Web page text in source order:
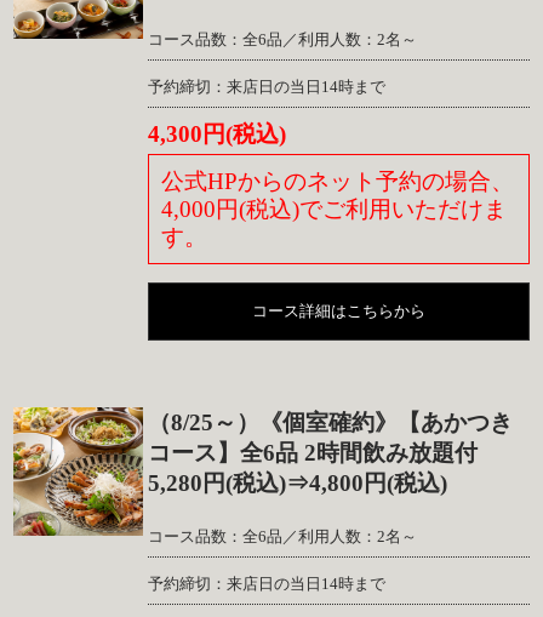
コース品数：全6品／利用人数：2名～
予約締切：来店日の当日14時まで
4,300円(税込)
公式HPからのネット予約の場合、
4,000円(税込)でご利用いただけま
す。
コース詳細はこちらから
（8/25～）《個室確約》【あかつき
コース】全6品 2時間飲み放題付
5,280円(税込)⇒4,800円(税込)
コース品数：全6品／利用人数：2名～
予約締切：来店日の当日14時まで